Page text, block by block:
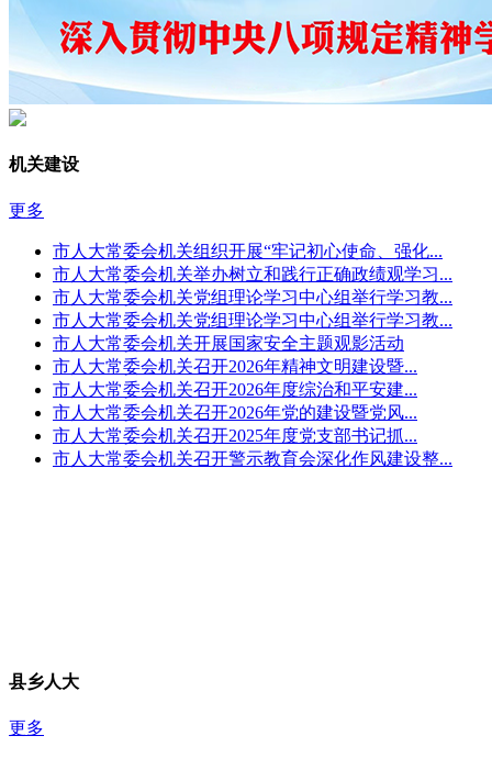
机关建设
更多
市人大常委会机关组织开展“牢记初心使命、强化...
市人大常委会机关举办树立和践行正确政绩观学习...
市人大常委会机关党组理论学习中心组举行学习教...
市人大常委会机关党组理论学习中心组举行学习教...
市人大常委会机关开展国家安全主题观影活动
市人大常委会机关召开2026年精神文明建设暨...
市人大常委会机关召开2026年度综治和平安建...
市人大常委会机关召开2026年党的建设暨党风...
市人大常委会机关召开2025年度党支部书记抓...
市人大常委会机关召开警示教育会深化作风建设整...
县乡人大
更多